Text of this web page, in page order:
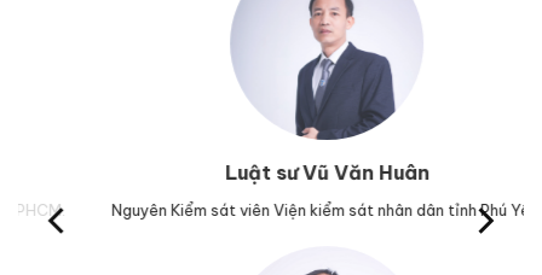
Luật sư Vũ Văn Huân
Nguyên Kiểm sát viên Viện kiểm sát nhân dân tỉnh Phú Yên.